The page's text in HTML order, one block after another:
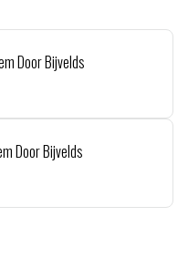
Door Bijvelds
Door Bijvelds